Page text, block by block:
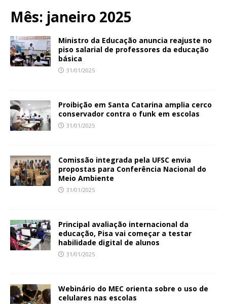
Mês: janeiro 2025
Ministro da Educação anuncia reajuste no
piso salarial de professores da educação
básica
31/01/2025
Proibição em Santa Catarina amplia cerco
conservador contra o funk em escolas
31/01/2025
Comissão integrada pela UFSC envia
propostas para Conferência Nacional do
Meio Ambiente
31/01/2025
Principal avaliação internacional da
educação, Pisa vai começar a testar
habilidade digital de alunos
31/01/2025
Webinário do MEC orienta sobre o uso de
celulares nas escolas